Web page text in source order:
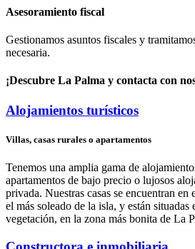
Asesoramiento fiscal
Gestionamos asuntos fiscales y
necesaria.
¡Descubre La Palma y contacta con
Alojamientos turísticos
Villas, casas rurales o apartamentos
Tenemos una amplia gama de
apartamentos de bajo precio o lujosos
privada. Nuestras casas se encuentran en
el más soleado de la isla, y están situadas
vegetación, en la zona más bonita de La